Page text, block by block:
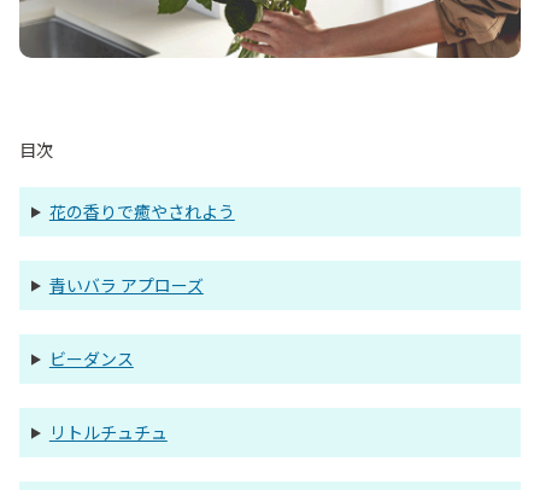
目次
花の香りで癒やされよう
青いバラ アプローズ
ビーダンス
リトルチュチュ